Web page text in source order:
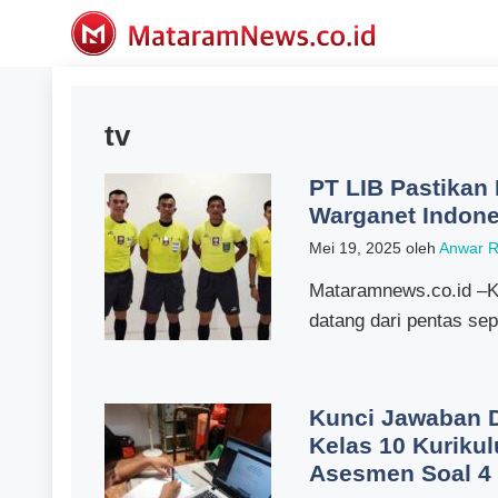
Langsung
tv
PT LIB Pastikan
Warganet
Mei 19, 2025 oleh Anwar
Mataramnews.co.id
datang dari pentas
Kunci Jawaban
Kelas 10
Asesmen Soal 4